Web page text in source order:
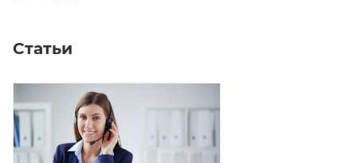
Статьи